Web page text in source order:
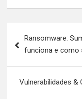
de
Ransomware:
funciona e como
Vulnerabilidades &